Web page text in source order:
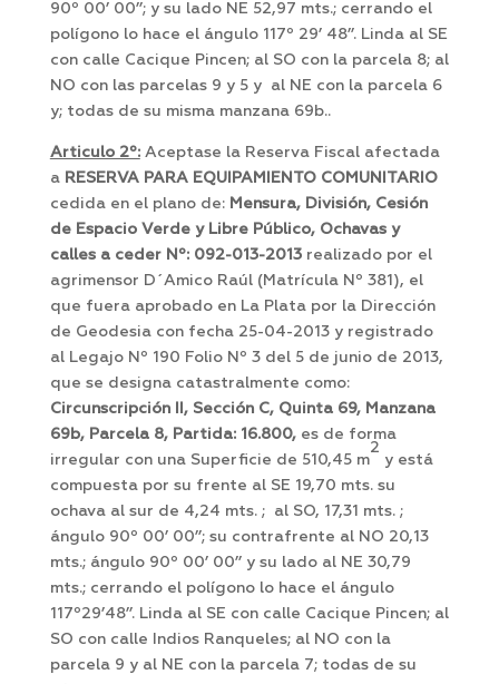
90º 00’ 00’’; y su lado NE 52,97 mts.; cerrando el
polígono lo hace el ángulo 117º 29’ 48’’. Linda al SE
con calle Cacique Pincen; al SO con la parcela 8; al
NO con las parcelas 9 y 5 y al NE con la parcela 6
y; todas de su misma manzana 69b..
Articulo 2º:Aceptase la Reserva Fiscal afectada
a RESERVA PARA EQUIPAMIENTO COMUNITARIO
cedida en el plano de:Mensura, División, Cesión
de Espacio Verde y Libre Público, Ochavas y
calles a ceder Nº: 092-013-2013realizado por el
agrimensor D´Amico Raúl (Matrícula Nº 381), el
que fuera aprobado en La Plata por la Dirección
de Geodesia con fecha 25-04-2013 y registrado
al Legajo Nº 190 Folio Nº 3 del 5 de junio de 2013,
que se designa catastralmente como:
Circunscripción II, Sección C, Quinta 69, Manzana
69b, Parcela 8, Partida: 16.800,es de forma
irregular con una Superficie de 510,45 m
2
y está
compuesta por su frente al SE 19,70 mts. su
ochava al sur de 4,24 mts. ; al SO, 17,31 mts. ;
ángulo 90º 00’ 00’’; su contrafrente al NO 20,13
mts.; ángulo 90º 00’ 00’’ y su lado al NE 30,79
mts.; cerrando el polígono lo hace el ángulo
117º29’48’’. Linda al SE con calle Cacique Pincen; al
SO con calle Indios Ranqueles; al NO con la
parcela 9 y al NE con la parcela 7; todas de su